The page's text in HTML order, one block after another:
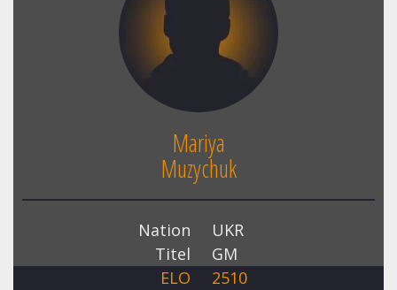
Mariya
Muzychuk
Nation
UKR
Titel
GM
ELO
2510